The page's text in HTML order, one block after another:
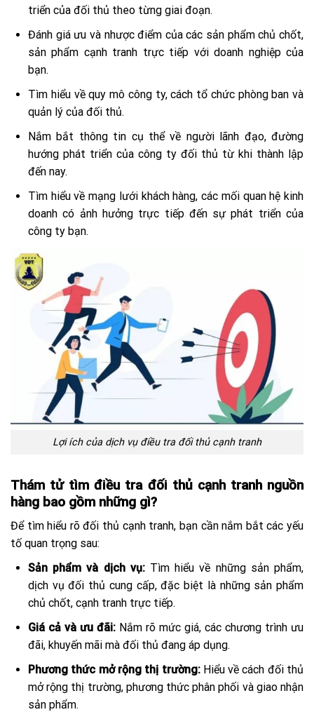
triển của đối thủ theo từng giai đoạn.
Đánh giá ưu và nhược điểm của các sản phẩm chủ chốt,
sản phẩm cạnh tranh trực tiếp với doanh nghiệp của
bạn.
Tìm hiểu về quy mô công ty, cách tổ chức phòng ban và
quản lý của đối thủ.
Nắm bắt thông tin cụ thể về người lãnh đạo, đường
hướng phát triển của công ty đối thủ từ khi thành lập
đến nay.
Tìm hiểu về mạng lưới khách hàng, các mối quan hệ kinh
doanh có ảnh hưởng trực tiếp đến sự phát triển của
công ty bạn.
Lợi ích của dịch vụ điều tra đối thủ cạnh tranh
Thám tử tìm điều tra đối thủ cạnh tranh nguồn
hàng bao gồm những gì?
Để tìm hiểu rõ đối thủ cạnh tranh, bạn cần nắm bắt các yếu
tố quan trọng sau:
Sản phẩm và dịch vụ:Tìm hiểu về những sản phẩm,
dịch vụ đối thủ cung cấp, đặc biệt là những sản phẩm
chủ chốt, cạnh tranh trực tiếp.
Giá cả và ưu đãi: Nắm rõ mức giá, các chương trình ưu
đãi, khuyến mãi mà đối thủ đang áp dụng.
Phương thức mở rộng thị trường:Hiểu về cách đối thủ
mở rộng thị trường, phương thức phân phối và giao nhận
sản phẩm.